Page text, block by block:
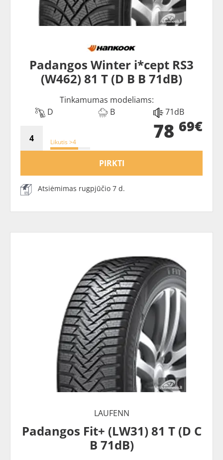
Padangos Winter i*cept RS3
(W462) 81 T (D B B 71dB)
Tinkamumas modeliams:
D
B 71dB
Likutis >4 78 69€
PIRKTI
Atsiėmimas rugpjūčio 7 d.
LAUFENN
Padangos Fit+ (LW31) 81 T (D C
B 71dB)